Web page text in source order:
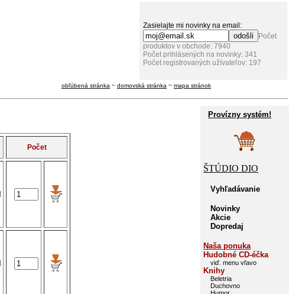
Zasielajte mi novinky na email:
Počet
produktov v obchode: 7940
Počet prihlásených na novinky: 341
Počet registrovaných užívateľov: 197
obľúbená stránka ~ domovská stránka ~ mapa stránok
Počet
Provízny systém!
ŠTÚDIO DIO
Vyhľadávanie
Novinky
Akcie
Dopredaj
Naša ponuka
Hudobné CD-éčka
viď. menu vľavo
Knihy
Beletria
Duchovno